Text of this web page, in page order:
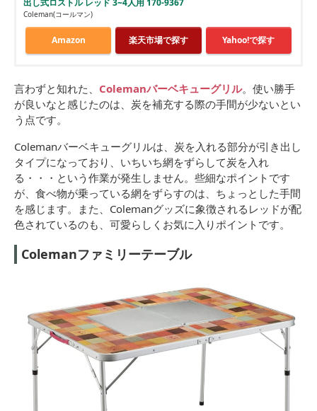
出し式ロストル レッド 3~4人用 170-9367
Coleman(コールマン)
Amazon 楽天市場で探す Yahoo!で探す
言わずと知れた、 Colemanバーベキューグリル。使い勝手
が良いなと感じたのは、炭を補充する際の手間が少ないとい
う点です。
Colemanバーベキューグリルは、炭を入れる部分が引き出し
タイプになっており、いちいち網をずらして炭を入れ
る・・・という作業が発生しません。些細なポイントです
が、食べ物が乗っている網をずらすのは、ちょっとした手間
を感じます。また、Colemanグッズに象徴されるレッドが配
色されているのも、可愛らしくお気に入りポイントです。
Colemanファミリーテーブル